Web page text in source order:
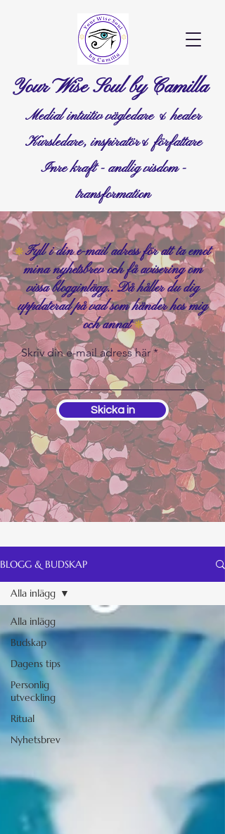
Your Wise Soul by Camilla
Medial intuitiv vägledare & healer
Kursledare, inspiratör& författare
Inre kraft - andlig visdom -
transformation
❊Fyll i din e-mail adress för att ta emot
mina nyhetsbrev och få avisering om
vissa blogginlägg.. Då håller du dig
uppdaterad på vad som händer hos mig
och annat❊
Skriv din e-mail adress här
Skicka in
BLOGG & BUDSKAP
Alla inlägg
Budskap
Dagens tips
Personlig
utveckling
Ritual
Nyhetsbrev
Alla inlägg